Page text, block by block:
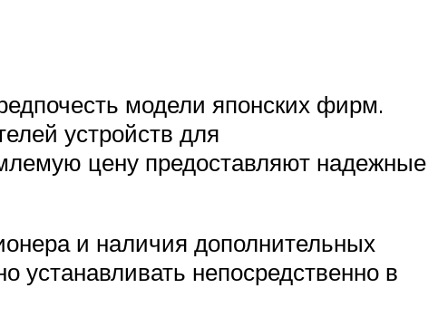
модели японских фирм.
устройств для
цену предоставляют надежные
и наличия дополнительных
непосредственно в